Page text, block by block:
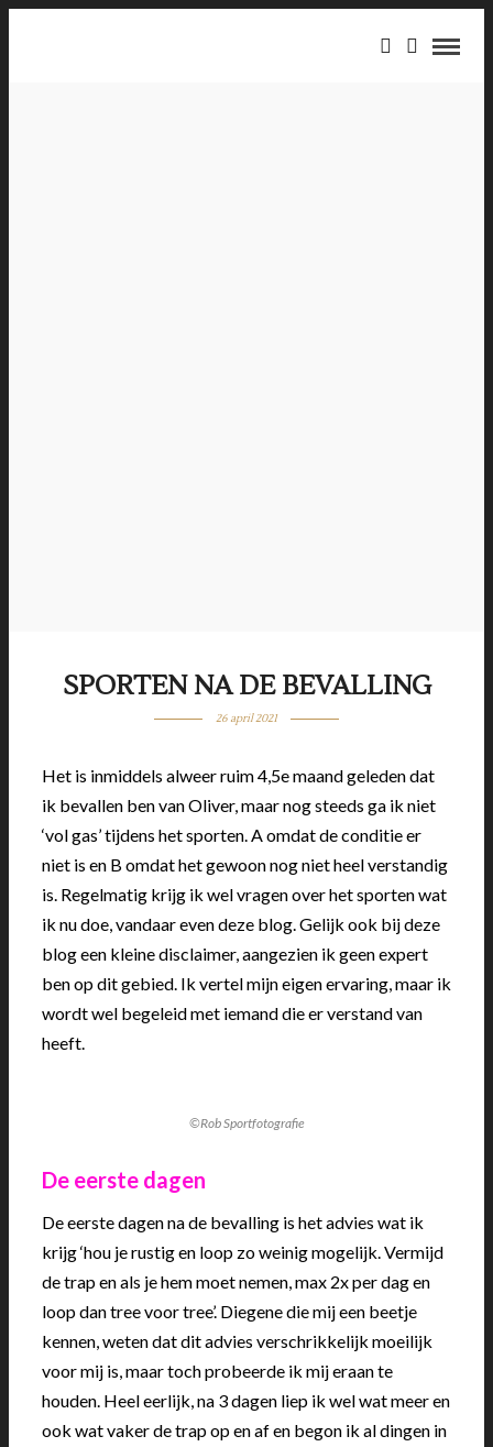
SPORTEN NA DE BEVALLING
26 april 2021
Het is inmiddels alweer ruim 4,5e maand geleden dat
ik bevallen ben van Oliver, maar nog steeds ga ik niet
‘vol gas’ tijdens het sporten. A omdat de conditie er
niet is en B omdat het gewoon nog niet heel verstandig
is. Regelmatig krijg ik wel vragen over het sporten wat
ik nu doe, vandaar even deze blog. Gelijk ook bij deze
blog een kleine disclaimer, aangezien ik geen expert
ben op dit gebied. Ik vertel mijn eigen ervaring, maar ik
wordt wel begeleid met iemand die er verstand van
heeft.
©Rob Sportfotografie
De eerste dagen
De eerste dagen na de bevalling is het advies wat ik
krijg ‘hou je rustig en loop zo weinig mogelijk. Vermijd
de trap en als je hem moet nemen, max 2x per dag en
loop dan tree voor tree’. Diegene die mij een beetje
kennen, weten dat dit advies verschrikkelijk moeilijk
voor mij is, maar toch probeerde ik mij eraan te
houden. Heel eerlijk, na 3 dagen liep ik wel wat meer en
ook wat vaker de trap op en af en begon ik al dingen in